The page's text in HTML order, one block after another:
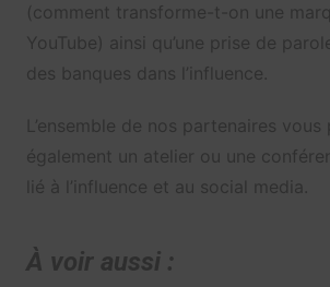
(comment transforme-t-on une
YouTube) ainsi qu’une prise de
des banques dans l’influence.
L’ensemble de nos partenaires
également un atelier ou une
lié à l’influence et au social media.
À voir aussi :